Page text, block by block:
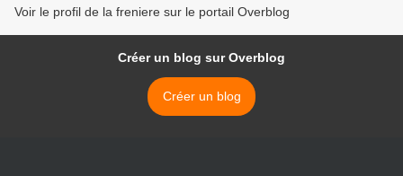
Voir le profil de la freniere sur le portail Overblog
Créer un blog sur Overblog
Créer un blog